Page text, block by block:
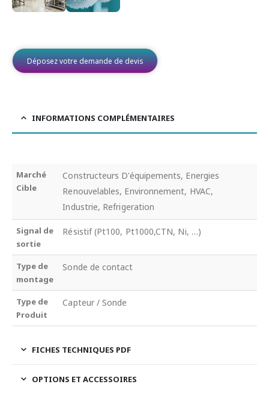
Déposez votre demande de devis
INFORMATIONS COMPLÉMENTAIRES
Marché
Cible
Constructeurs D'équipements, Energies
Renouvelables, Environnement, HVAC,
Industrie, Refrigeration
Signal de
sortie
Résistif (Pt100, Pt1000,CTN, Ni, …)
Type de
montage
Sonde de contact
Type de
Produit
Capteur / Sonde
FICHES TECHNIQUES PDF
OPTIONS ET ACCESSOIRES